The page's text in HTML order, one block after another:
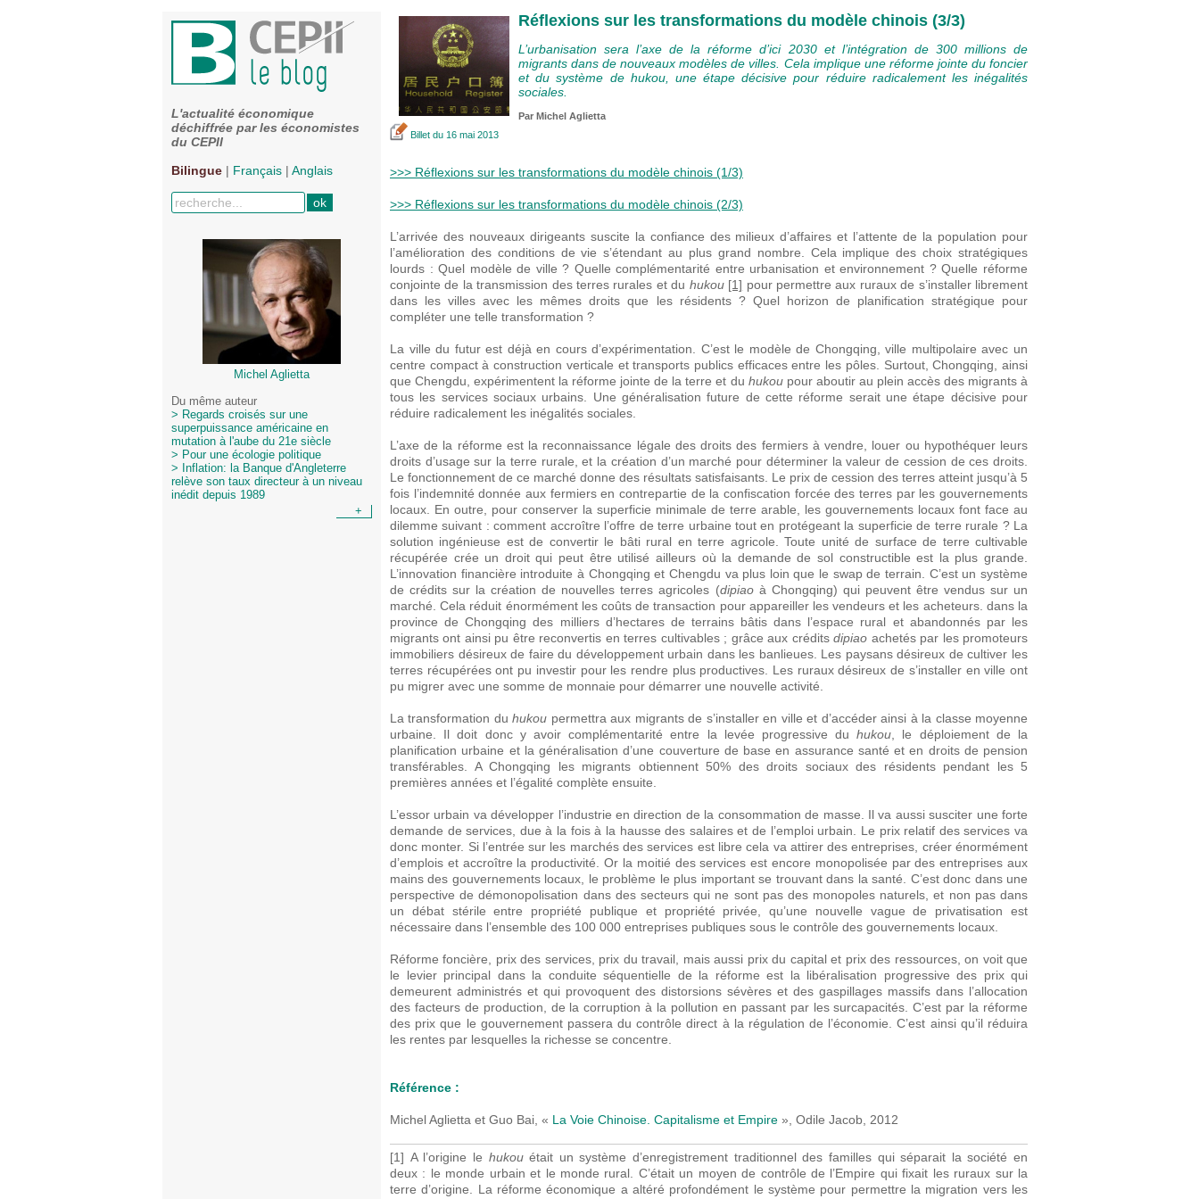
L'actualité économique
déchiffrée par les économistes
du CEPII
Bilingue | Français | Anglais
Michel Aglietta
Du même auteur
> Regards croisés sur une
superpuissance américaine en
mutation à l'aube du 21e siècle
> Pour une écologie politique
> Inflation: la Banque d'Angleterre
relève son taux directeur à un niveau
inédit depuis 1989
+
Réflexions sur les transformations du modèle chinois (3/3)
L’urbanisation sera l’axe de la réforme d’ici 2030 et l’intégration de 300 millions de
migrants dans de nouveaux modèles de villes. Cela implique une réforme jointe du foncier
et du système de hukou, une étape décisive pour réduire radicalement les inégalités
sociales.
Par Michel Aglietta
Billet du 16 mai 2013
>>> Réflexions sur les transformations du modèle chinois (1/3)
>>> Réflexions sur les transformations du modèle chinois (2/3)
L’arrivée des nouveaux dirigeants suscite la confiance des milieux d’affaires et l’attente de la population pour
l’amélioration des conditions de vie s’étendant au plus grand nombre. Cela implique des choix stratégiques
lourds : Quel modèle de ville ? Quelle complémentarité entre urbanisation et environnement ? Quelle réforme
conjointe de la transmission des terres rurales et du hukou [1] pour permettre aux ruraux de s’installer librement
dans les villes avec les mêmes droits que les résidents ? Quel horizon de planification stratégique pour
compléter une telle transformation ?
La ville du futur est déjà en cours d’expérimentation. C’est le modèle de Chongqing, ville multipolaire avec un
centre compact à construction verticale et transports publics efficaces entre les pôles. Surtout, Chongqing, ainsi
que Chengdu, expérimentent la réforme jointe de la terre et du hukoupour aboutir au plein accès des migrants à
tous les services sociaux urbains. Une généralisation future de cette réforme serait une étape décisive pour
réduire radicalement les inégalités sociales.
L’axe de la réforme est la reconnaissance légale des droits des fermiers à vendre, louer ou hypothéquer leurs
droits d’usage sur la terre rurale, et la création d’un marché pour déterminer la valeur de cession de ces droits.
Le fonctionnement de ce marché donne des résultats satisfaisants. Le prix de cession des terres atteint jusqu’à 5
fois l’indemnité donnée aux fermiers en contrepartie de la confiscation forcée des terres par les gouvernements
locaux. En outre, pour conserver la superficie minimale de terre arable, les gouvernements locaux font face au
dilemme suivant : comment accroître l’offre de terre urbaine tout en protégeant la superficie de terre rurale ? La
solution ingénieuse est de convertir le bâti rural en terre agricole. Toute unité de surface de terre cultivable
récupérée crée un droit qui peut être utilisé ailleurs où la demande de sol constructible est la plus grande.
L’innovation financière introduite à Chongqing et Chengdu va plus loin que le swap de terrain. C’est un système
de crédits sur la création de nouvelles terres agricoles (dipiaoà Chongqing) qui peuvent être vendus sur un
marché. Cela réduit énormément les coûts de transaction pour appareiller les vendeurs et les acheteurs. dans la
province de Chongqing des milliers d’hectares de terrains bâtis dans l’espace rural et abandonnés par les
migrants ont ainsi pu être reconvertis en terres cultivables ; grâce aux créditsdipiao achetés par les promoteurs
immobiliers désireux de faire du développement urbain dans les banlieues. Les paysans désireux de cultiver les
terres récupérées ont pu investir pour les rendre plus productives. Les ruraux désireux de s’installer en ville ont
pu migrer avec une somme de monnaie pour démarrer une nouvelle activité.
La transformation du hukou permettra aux migrants de s’installer en ville et d’accéder ainsi à la classe moyenne
urbaine. Il doit donc y avoir complémentarité entre la levée progressive duhukou, le déploiement de la
planification urbaine et la généralisation d’une couverture de base en assurance santé et en droits de pension
transférables. A Chongqing les migrants obtiennent 50% des droits sociaux des résidents pendant les 5
premières années et l’égalité complète ensuite.
L’essor urbain va développer l’industrie en direction de la consommation de masse. Il va aussi susciter une forte
demande de services, due à la fois à la hausse des salaires et de l’emploi urbain. Le prix relatif des services va
donc monter. Si l’entrée sur les marchés des services est libre cela va attirer des entreprises, créer énormément
d’emplois et accroître la productivité. Or la moitié des services est encore monopolisée par des entreprises aux
mains des gouvernements locaux, le problème le plus important se trouvant dans la santé. C’est donc dans une
perspective de démonopolisation dans des secteurs qui ne sont pas des monopoles naturels, et non pas dans
un débat stérile entre propriété publique et propriété privée, qu’une nouvelle vague de privatisation est
nécessaire dans l’ensemble des 100 000 entreprises publiques sous le contrôle des gouvernements locaux.
Réforme foncière, prix des services, prix du travail, mais aussi prix du capital et prix des ressources, on voit que
le levier principal dans la conduite séquentielle de la réforme est la libéralisation progressive des prix qui
demeurent administrés et qui provoquent des distorsions sévères et des gaspillages massifs dans l’allocation
des facteurs de production, de la corruption à la pollution en passant par les surcapacités. C’est par la réforme
des prix que le gouvernement passera du contrôle direct à la régulation de l’économie. C’est ainsi qu’il réduira
les rentes par lesquelles la richesse se concentre.
Référence :
Michel Aglietta et Guo Bai, « La Voie Chinoise. Capitalisme et Empire », Odile Jacob, 2012
[1] A l’origine le hukouétait un système d’enregistrement traditionnel des familles qui séparait la société en
deux : le monde urbain et le monde rural. C’était un moyen de contrôle de l’Empire qui fixait les ruraux sur la
terre d’origine. La réforme économique a altéré profondément le système pour permettre la migration vers les